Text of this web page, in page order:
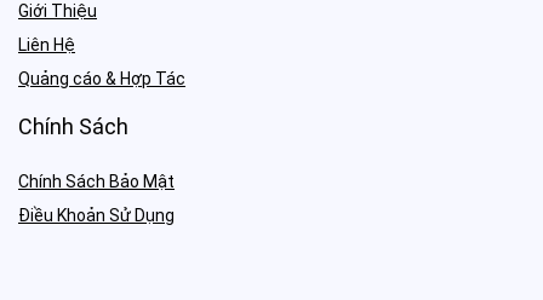
Giới Thiệu
Liên Hệ
Quảng cáo & Hợp Tác
Chính Sách
Chính Sách Bảo Mật
Điều Khoản Sử Dụng